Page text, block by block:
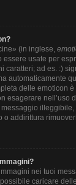
(in inglese,
essere usate per
caratteri; ad es. :)
automaticamente
delle emoticon
esagerare nell’uso
o addirittura
nei tuoi
caricare